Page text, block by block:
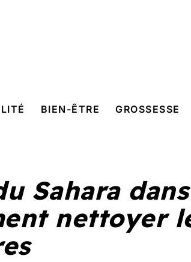
BIEN-ÊTRE GROSSESSE
Sahara
nettoyer